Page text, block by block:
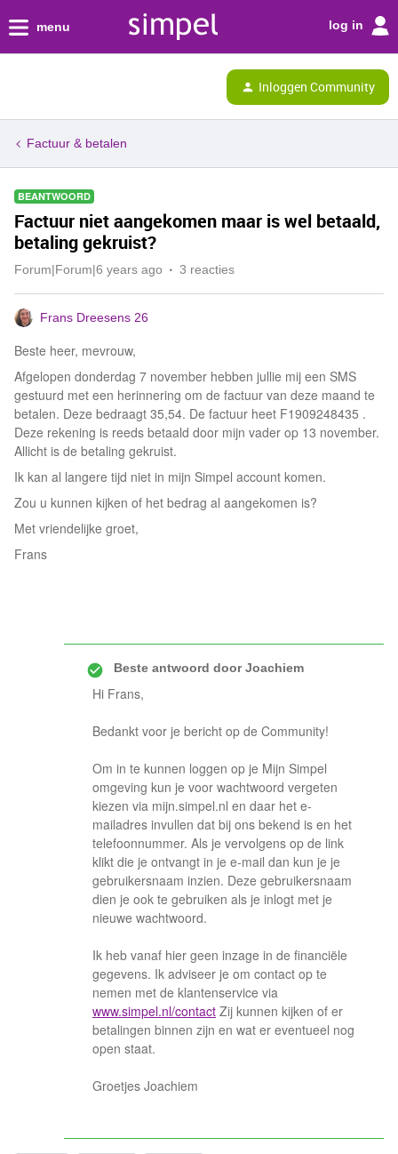
menu log in
Inloggen Community
Factuur & betalen
BEANTWOORD
Factuur niet aangekomen maar is wel betaald,
betaling gekruist?
Forum|Forum|6 years ago 3 reacties
Frans Dreesens 26
Beste heer, mevrouw,
Afgelopen donderdag 7 november hebben jullie mij een SMS
gestuurd met een herinnering om de factuur van deze maand te
betalen. Deze bedraagt 35,54. De factuur heet F1909248435 .
Deze rekening is reeds betaald door mijn vader op 13 november.
Allicht is de betaling gekruist.
Ik kan al langere tijd niet in mijn Simpel account komen.
Zou u kunnen kijken of het bedrag al aangekomen is?
Met vriendelijke groet,
Frans
Beste antwoord doorJoachiem
Hi Frans,
Bedankt voor je bericht op de Community!
Om in te kunnen loggen op je Mijn Simpel
omgeving kun je voor wachtwoord vergeten
kiezen via mijn.simpel.nl en daar het e-
mailadres invullen dat bij ons bekend is en het
telefoonnummer. Als je vervolgens op de link
klikt die je ontvangt in je e-mail dan kun je je
gebruikersnaam inzien. Deze gebruikersnaam
dien je ook te gebruiken als je inlogt met je
nieuwe wachtwoord.
Ik heb vanaf hier geen inzage in de financiële
gegevens. Ik adviseer je om contact op te
nemen met de klantenservice via
www.simpel.nl/contact Zij kunnen kijken of er
betalingen binnen zijn en wat er eventueel nog
open staat.
Groetjes Joachiem